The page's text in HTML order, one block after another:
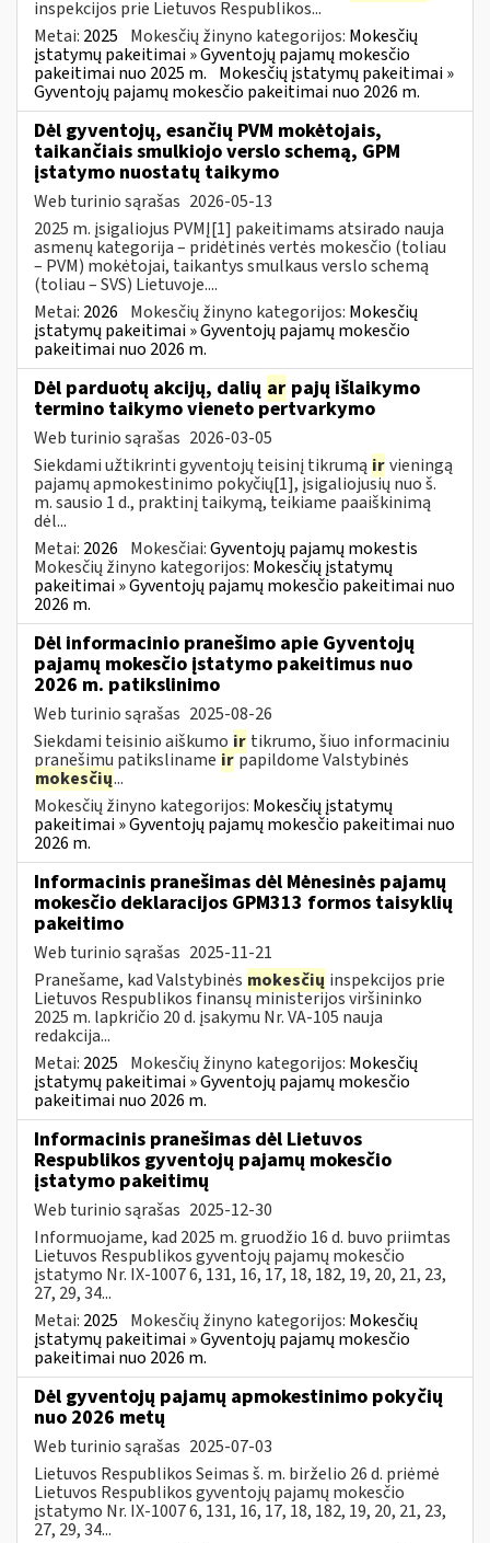
inspekcijos prie Lietuvos Respublikos...
Metai: 2025 Mokesčių žinyno kategorijos: Mokesčių
įstatymų pakeitimai » Gyventojų pajamų mokesčio
pakeitimai nuo 2025 m. Mokesčių įstatymų pakeitimai »
Gyventojų pajamų mokesčio pakeitimai nuo 2026 m.
Dėl gyventojų, esančių PVM mokėtojais,
taikančiais smulkiojo verslo schemą, GPM
įstatymo nuostatų taikymo
Web turinio sąrašas 2026-05-13
2025 m. įsigaliojus PVMĮ[1] pakeitimams atsirado nauja
asmenų kategorija – pridėtinės vertės mokesčio (toliau
– PVM) mokėtojai, taikantys smulkaus verslo schemą
(toliau – SVS) Lietuvoje....
Metai: 2026 Mokesčių žinyno kategorijos: Mokesčių
įstatymų pakeitimai » Gyventojų pajamų mokesčio
pakeitimai nuo 2026 m.
Dėl parduotų akcijų, dalių ar pajų išlaikymo
termino taikymo vieneto pertvarkymo
Web turinio sąrašas 2026-03-05
Siekdami užtikrinti gyventojų teisinį tikrumą irvieningą
pajamų apmokestinimo pokyčių[1], įsigaliojusių nuo š.
m. sausio 1 d., praktinį taikymą, teikiame paaiškinimą
dėl...
Metai: 2026 Mokesčiai:Gyventojų pajamų mokestis
Mokesčių žinyno kategorijos: Mokesčių įstatymų
pakeitimai » Gyventojų pajamų mokesčio pakeitimai nuo
2026 m.
Dėl informacinio pranešimo apie Gyventojų
pajamų mokesčio įstatymo pakeitimus nuo
2026 m. patikslinimo
Web turinio sąrašas 2025-08-26
Siekdami teisinio aiškumo ir tikrumo, šiuo informaciniu
pranešimu patiksliname irpapildome Valstybinės
mokesčių...
Mokesčių žinyno kategorijos: Mokesčių įstatymų
pakeitimai » Gyventojų pajamų mokesčio pakeitimai nuo
2026 m.
Informacinis pranešimas dėl Mėnesinės pajamų
mokesčio deklaracijos GPM313 formos taisyklių
pakeitimo
Web turinio sąrašas 2025-11-21
Pranešame, kad Valstybinės mokesčių inspekcijos prie
Lietuvos Respublikos finansų ministerijos viršininko
2025 m. lapkričio 20 d. įsakymu Nr. VA-105 nauja
redakcija...
Metai: 2025 Mokesčių žinyno kategorijos: Mokesčių
įstatymų pakeitimai » Gyventojų pajamų mokesčio
pakeitimai nuo 2026 m.
Informacinis pranešimas dėl Lietuvos
Respublikos gyventojų pajamų mokesčio
įstatymo pakeitimų
Web turinio sąrašas 2025-12-30
Informuojame, kad 2025 m. gruodžio 16 d. buvo priimtas
Lietuvos Respublikos gyventojų pajamų mokesčio
įstatymo Nr. IX-1007 6, 131, 16, 17, 18, 182, 19, 20, 21, 23,
27, 29, 34...
Metai: 2025 Mokesčių žinyno kategorijos: Mokesčių
įstatymų pakeitimai » Gyventojų pajamų mokesčio
pakeitimai nuo 2026 m.
Dėl gyventojų pajamų apmokestinimo pokyčių
nuo 2026 metų
Web turinio sąrašas 2025-07-03
Lietuvos Respublikos Seimas š. m. birželio 26 d. priėmė
Lietuvos Respublikos gyventojų pajamų mokesčio
įstatymo Nr. IX-1007 6, 131, 16, 17, 18, 182, 19, 20, 21, 23,
27, 29, 34...